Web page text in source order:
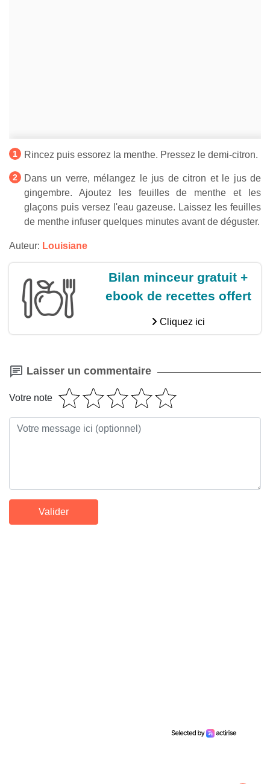
Rincez puis essorez la menthe. Pressez le demi-citron.
Dans un verre, mélangez le jus de citron et le jus de
gingembre. Ajoutez les feuilles de menthe et les
glaçons puis versez l'eau gazeuse. Laissez les feuilles
de menthe infuser quelques minutes avant de déguster.
Auteur: Louisiane
Bilan minceur gratuit +
ebook de recettes offert
Cliquez ici
Laisser un commentaire
Votre note